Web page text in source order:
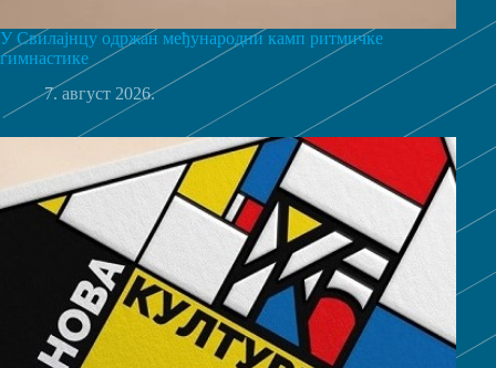
У Свилајнцу одржан међународни камп ритмичке
гимнастике
7. август 2026.